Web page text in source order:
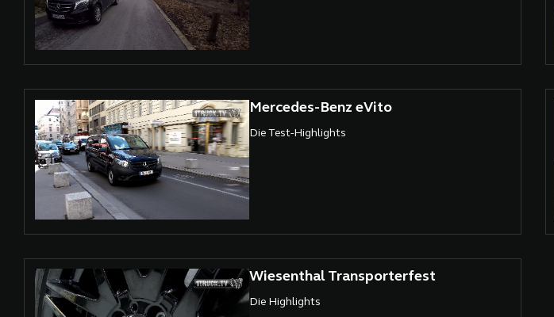
Mercedes-Benz eVito
Die Test-Highlights
Wiesenthal Transporterfest
Die Highlights